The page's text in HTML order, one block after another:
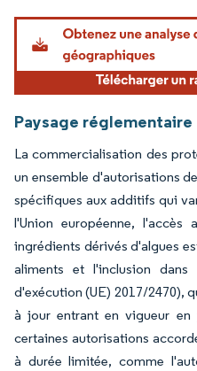
Image © Mordor Intelligence. La
Paysage réglementaire
La commercialisation des
un ensemble d'autorisations
spécifiques aux additifs qui
l'Union européenne,
ingrédients dérivés d'algues
aliments et l'inclusion
d'exécution (UE) 2017/2470),
à jour entrant en vigueur en
certaines autorisations
à durée limitée, comme